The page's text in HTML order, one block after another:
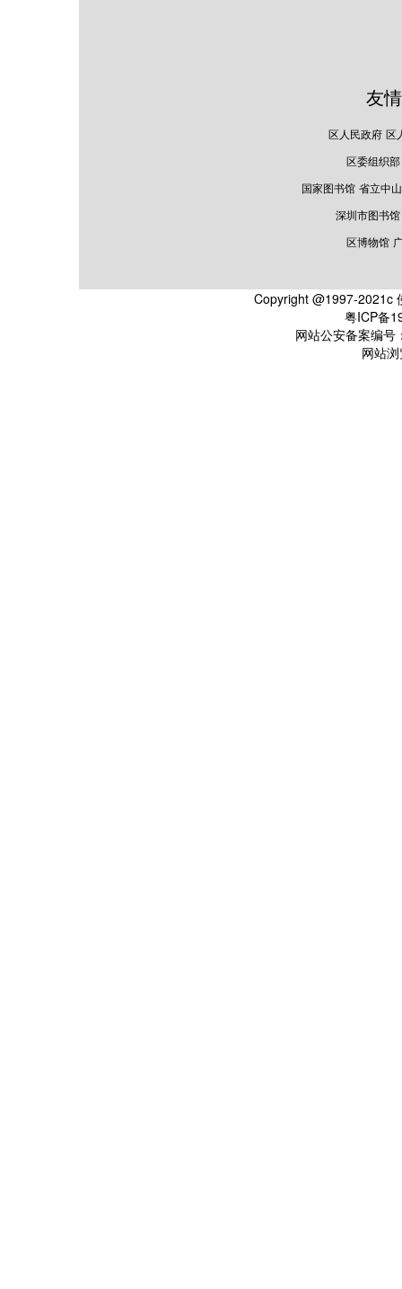
友
区人民政府 区
区委组织部
国家图书馆 省立中
深圳市图书馆
区博物馆
Copyright @1997-2021c
粤ICP备
网站公安备案编
网站